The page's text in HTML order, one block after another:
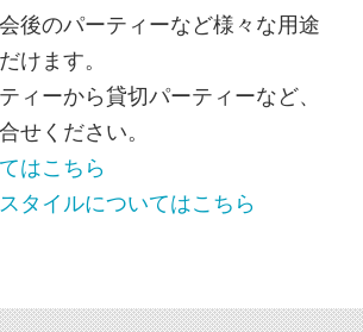
後のパーティーなど様々な用途
けます。
ィーから貸切パーティーなど、
せください。
はこちら
タイルについてはこちら